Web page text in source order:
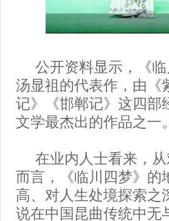
公开资料显示，《
汤显祖的代表作，由《
记》《邯郸记》这四部
文学最杰出的作品之一。
在业内人士看来，
而言，《临川四梦》的
高、对人生处境探索之
说在中国昆曲传统中无